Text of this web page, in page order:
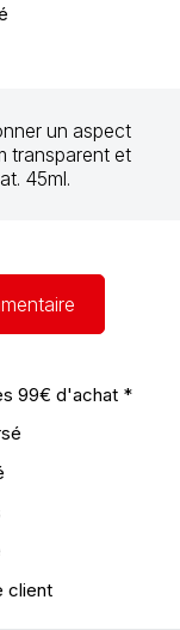
un aspect
transparent et
45ml.
99€ d'achat *
client